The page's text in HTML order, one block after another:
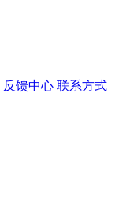
反馈中心 联系方式